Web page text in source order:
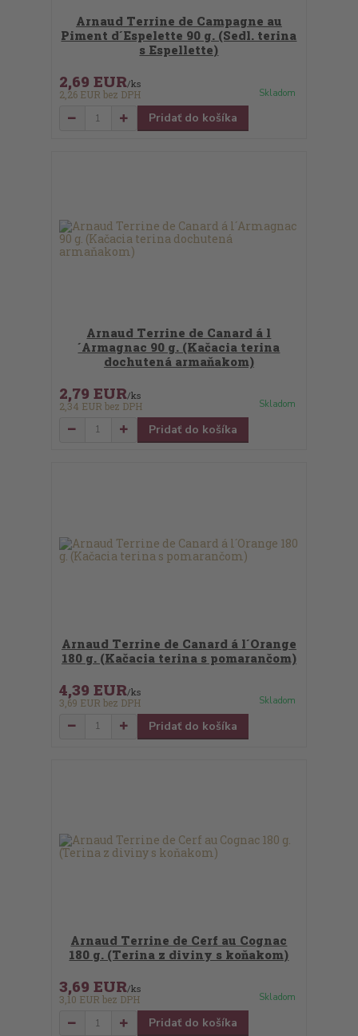
Arnaud Terrine de Campagne au
Piment d´Espelette 90 g. (Sedl. terina
s Espellette)
2,69 EUR/ks
2,26 EUR bez DPH Skladom
Pridať do košíka
Arnaud Terrine de Canard á l
´Armagnac 90 g. (Kačacia terina
dochutená armaňakom)
2,79 EUR/ks
2,34 EUR bez DPH Skladom
Pridať do košíka
Arnaud Terrine de Canard á l´Orange
180 g. (Kačacia terina s pomarančom)
4,39 EUR/ks
3,69 EUR bez DPH Skladom
Pridať do košíka
Arnaud Terrine de Cerf au Cognac
180 g. (Terina z diviny s koňakom)
3,69 EUR/ks
3,10 EUR bez DPH Skladom
Pridať do košíka